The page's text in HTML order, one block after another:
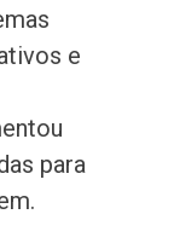
e
para